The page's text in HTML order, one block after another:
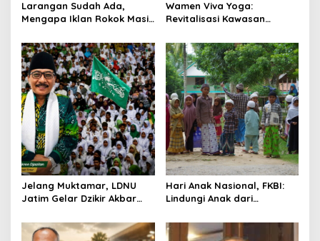
i
n
Larangan Sudah Ada,
Mengapa Iklan Rokok Masih
Wamen Viva Yoga:
Revitalisasi Kawasan
pada Riset dan Kolaborasi
Jelang Muktamar, LDNU
Jatim Gelar Dzikir Akbar
Keselamatan Indonesia
Hari Anak Nasional, FKBI:
Lindungi Anak dari
Produk Adiktif